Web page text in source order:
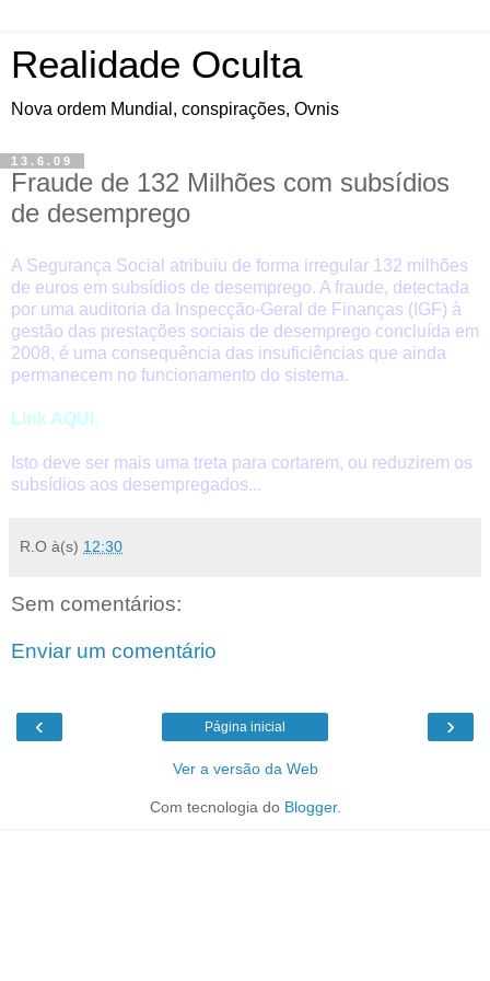
Realidade Oculta
Nova ordem Mundial, conspirações, Ovnis
13.6.09
Fraude de 132 Milhões com subsídios
de desemprego
A Segurança Social atribuiu de forma irregular 132 milhões
de euros em subsídios de desemprego. A fraude, detectada
por uma auditoria da Inspecção-Geral de Finanças (IGF) à
gestão das prestações sociais de desemprego concluída em
2008, é uma consequência das insuficiências que ainda
permanecem no funcionamento do sistema.
Link AQUI.
Isto deve ser mais uma treta para cortarem, ou reduzirem os
subsídios aos desempregados...
R.O à(s) 12:30
Sem comentários:
Enviar um comentário
‹ ›
Página inicial
Ver a versão da Web
Com tecnologia do Blogger.